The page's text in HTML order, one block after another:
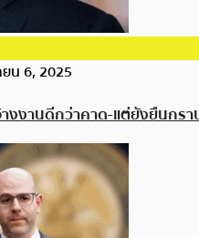
น 6, 2025
งงานดีกว่าคาด-แต่ยังยืนกรา